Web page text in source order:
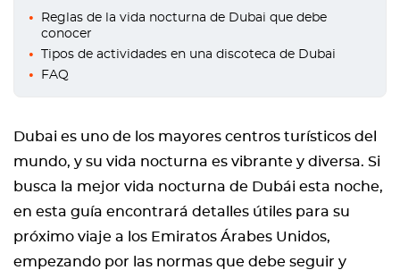
Reglas de la vida nocturna de Dubai que debe
conocer
Tipos de actividades en una discoteca de Dubai
FAQ
Dubai es uno de los mayores centros turísticos del
mundo, y su vida nocturna es vibrante y diversa. Si
busca la mejor vida nocturna de Dubái esta noche,
en esta guía encontrará detalles útiles para su
próximo viaje a los Emiratos Árabes Unidos,
empezando por las normas que debe seguir y